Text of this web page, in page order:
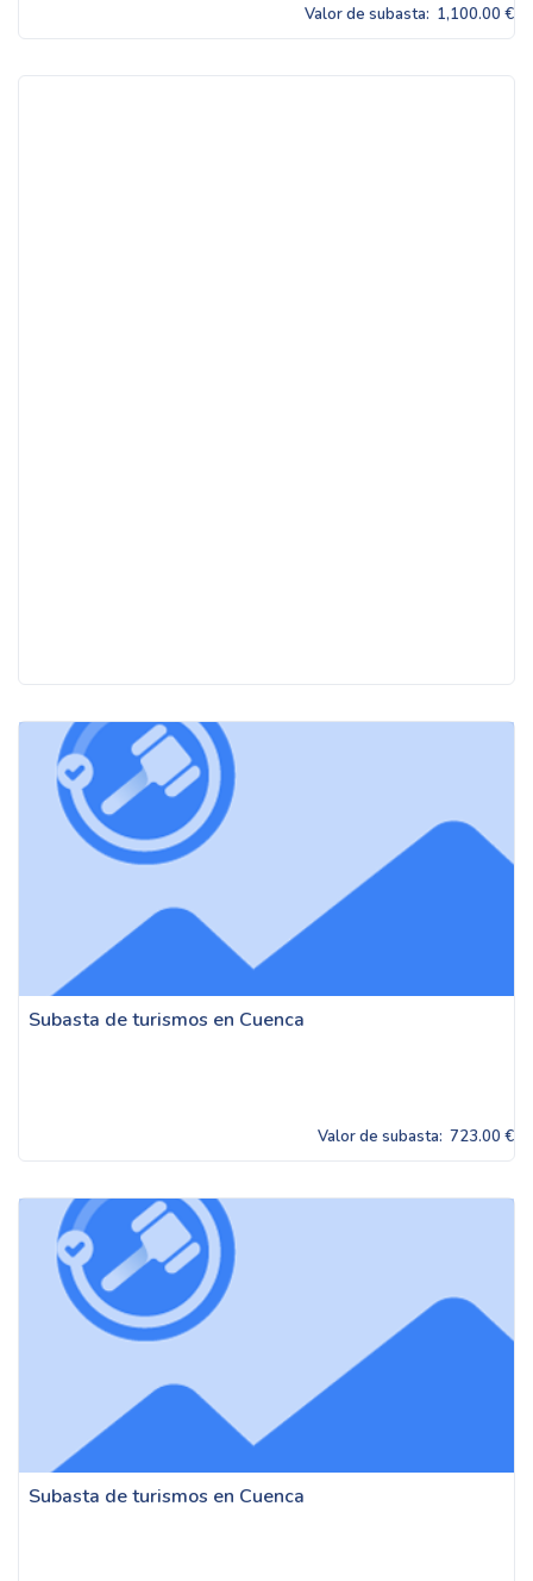
Valor de subasta: 1,100.00 €
Subasta de turismos en Cuenca
Valor de subasta: 723.00 €
Subasta de turismos en Cuenca